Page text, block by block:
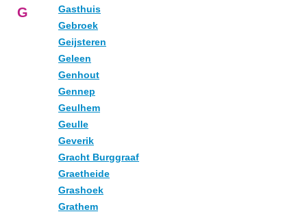
G
Gasthuis
Gebroek
Geijsteren
Geleen
Genhout
Gennep
Geulhem
Geulle
Geverik
Gracht Burggraaf
Graetheide
Grashoek
Grathem